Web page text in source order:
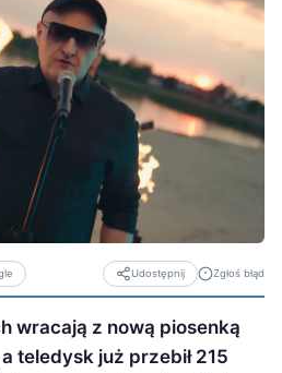
Udostępnij Zgłoś błąd
wracają z nową piosenką
teledysk już przebił 215